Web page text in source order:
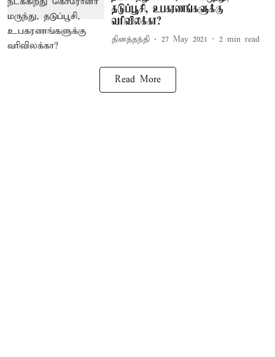
தடுப்பூசி, உபகரணங்களுக்கு
வரிவிலக்கா?
தினத்தந்தி 27 May 2021 2 min read
Read More